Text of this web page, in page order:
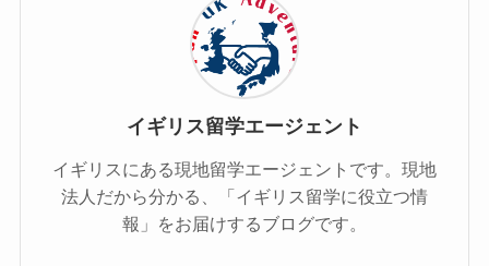
イギリス留学エージェント
イギリスにある現地留学エージェントです。現地
法人だから分かる、「イギリス留学に役立つ情
報」をお届けするブログです。